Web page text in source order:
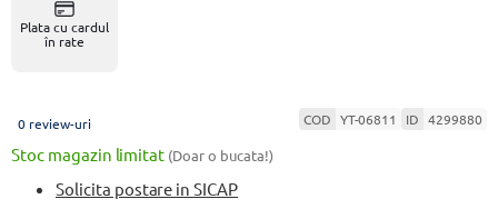
Plata cu cardul
în rate
0 review-uri COD YT-06811 ID 4299880
Stoc magazin limitat (Doar o bucata!)
Solicita postare in SICAP